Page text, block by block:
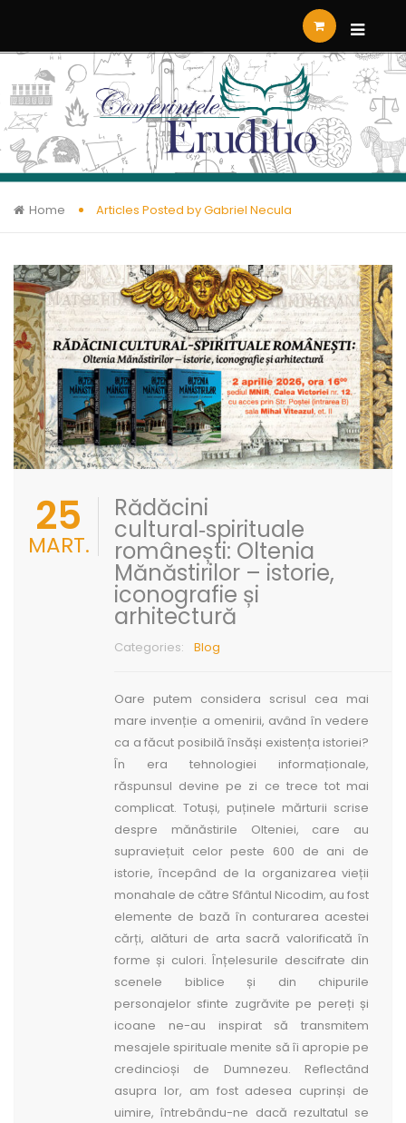
Home Articles Posted by Gabriel Necula
25
MART.
Rădăcini
cultural‑spirituale
românești: Oltenia
Mănăstirilor – istorie,
iconografie și
arhitectură
Categories: Blog
Oare putem considera scrisul cea mai
mare invenție a omenirii, având în vedere
ca a făcut posibilă însăș­i existența istoriei?
În era tehnologiei informaționale,
răspunsul devine pe zi ce trece tot mai
complicat. Totuș­i, puținele mărturii scrise
despre mănăstirile Olteniei, care au
supraviețuit celor peste 600 de ani de
istorie, începând de la organizarea vieții
monahale de către Sfântul Nicodim, au fost
elemente de bază în conturarea acestei
cărți, alături de arta sacră valorificată în
forme ­și culori. Înțelesurile descifrate din
scenele biblice ­și din chipurile
personajelor sfinte zugrăvite pe pereți ­și
icoane ne-au inspirat să transmitem
mesajele spirituale menite să îi apropie pe
credincioș­i de Dumnezeu. Reflectând
asupra lor, am fost adesea cuprinș­i de
uimire, întrebându-ne dacă rezultatul se